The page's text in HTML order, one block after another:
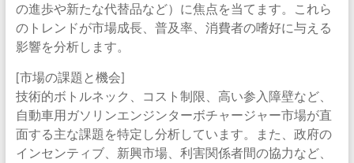
の進歩や新たな代替品など）に焦点を当てます。これら
のトレンドが市場成長、普及率、消費者の嗜好に与える
影響を分析します。
[市場の課題と機会]
技術的ボトルネック、コスト制限、高い参入障壁など、
自動車用ガソリンエンジンターボチャージャー市場が直
面する主な課題を特定し分析しています。また、政府の
インセンティブ、新興市場、利害関係者間の協力など、